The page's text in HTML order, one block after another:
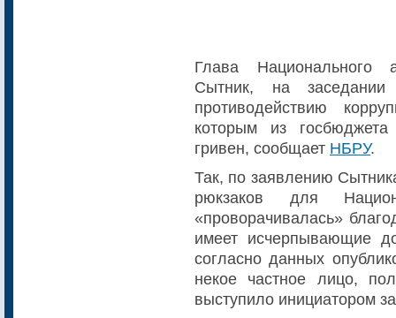
Глава Национального
Сытник, на
противодействию
которым из
гривен, сообщает НБРУ.
Так, по заявлению
рюкзаков для
«проворачивалась»
имеет исчерпывающие
согласно данных
некое частное лицо,
выступило инициатором